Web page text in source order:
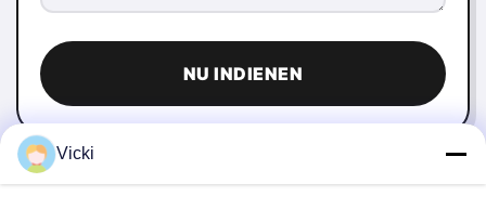
NU INDIENEN
Vicki